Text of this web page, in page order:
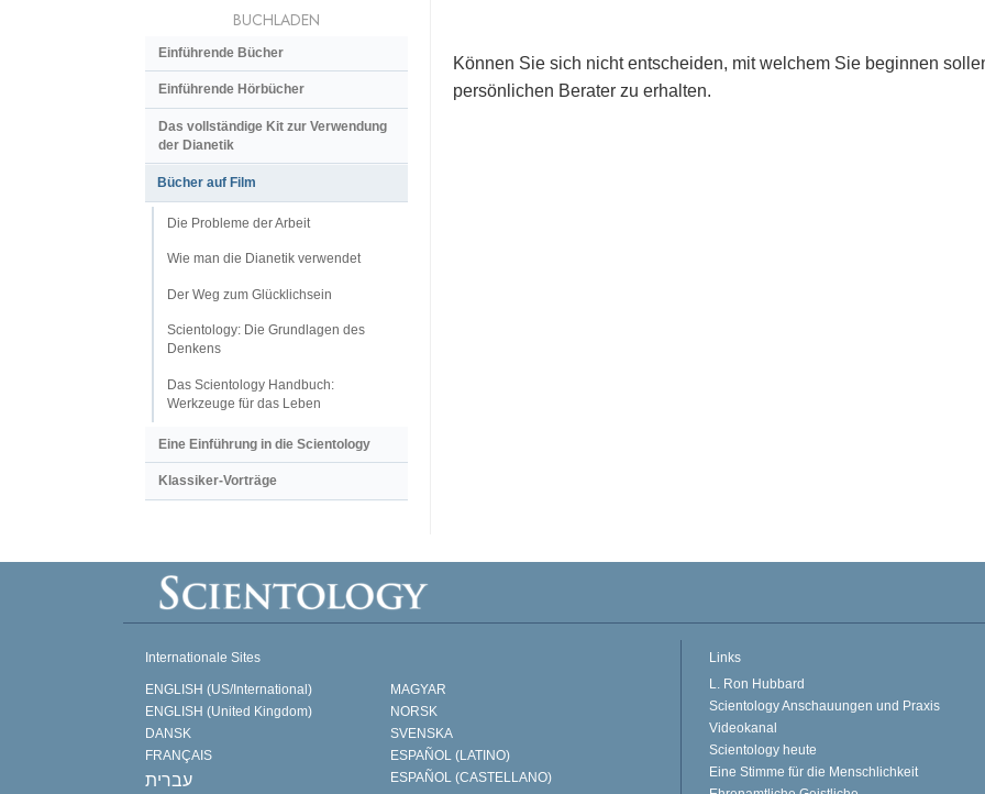
Können Sie sich nicht entscheiden, mit welchem Sie beginnen
persönlichen Berater zu erhalten.
BUCHLADEN
Einführende Bücher
Einführende Hörbücher
Das vollständige Kit zur Verwendung
der Dianetik
Bücher auf Film
Die Probleme der Arbeit
Wie man die Dianetik verwendet
Der Weg zum Glücklichsein
Scientology: Die Grundlagen des
Denkens
Das Scientology Handbuch:
Werkzeuge für das Leben
Eine Einführung in die Scientology
Klassiker-Vorträge
Internationale Sites
ENGLISH (US/International)
ENGLISH (United Kingdom)
DANSK
FRANÇAIS
עברית
MAGYAR
NORSK
SVENSKA
ESPAÑOL (LATINO)
ESPAÑOL (CASTELLANO)
Links
L. Ron Hubbard
Scientology Anschauungen und Praxis
Videokanal
Scientology heute
Eine Stimme für die Menschlichkeit